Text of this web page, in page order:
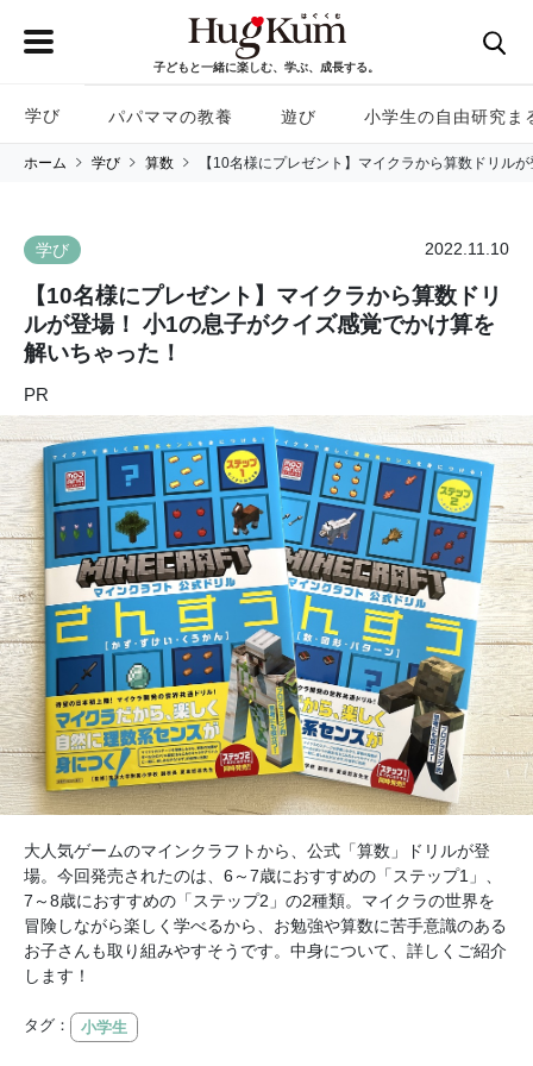
子どもと一緒に楽しむ、学ぶ、成長する。
学び パパママの教養 遊び 小学生の自由研究ま
ホーム 学び 算数 【10名様にプレゼント】マイクラから算数ドリル
学び 2022.11.10
【10名様にプレゼント】マイクラから算数ドリ
ルが登場！ 小1の息子がクイズ感覚でかけ算を
解いちゃった！
PR
大人気ゲームのマインクラフトから、公式「算数」ドリルが登
場。今回発売されたのは、6～7歳におすすめの「ステップ1」、
7～8歳におすすめの「ステップ2」の2種類。マイクラの世界を
冒険しながら楽しく学べるから、お勉強や算数に苦手意識のある
お子さんも取り組みやすそうです。中身について、詳しくご紹介
します！
タグ： 小学生